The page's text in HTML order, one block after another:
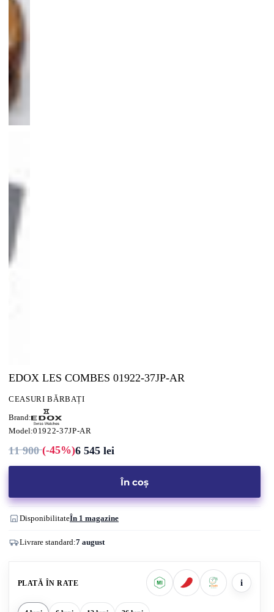
EDOX LES COMBES 01922-37JP-AR
CEASURI BĂRBAȚI
Brand:
Model:01922-37JP-AR
11 900(-45%)
Prețul
900 lei.
6 545 lei
Prețul
În coș
DisponibilitateÎn 1 magazine
Livrare standard:7 august
PLATĂ ÎN RATE i